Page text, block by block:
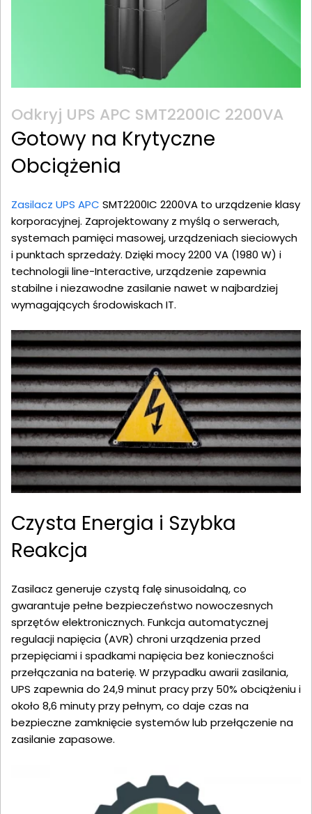
Odkryj UPS APC SMT2200IC 2200VA
Gotowy na Krytyczne
Obciążenia
Zasilacz UPS APC SMT2200IC 2200VA to urządzenie klasy
korporacyjnej. Zaprojektowany z myślą o serwerach,
systemach pamięci masowej, urządzeniach sieciowych
i punktach sprzedaży. Dzięki mocy 2200 VA (1980 W) i
technologii line-Interactive, urządzenie zapewnia
stabilne i niezawodne zasilanie nawet w najbardziej
wymagających środowiskach IT.
Czysta Energia i Szybka
Reakcja
Zasilacz generuje czystą falę sinusoidalną, co
gwarantuje pełne bezpieczeństwo nowoczesnych
sprzętów elektronicznych. Funkcja automatycznej
regulacji napięcia (AVR) chroni urządzenia przed
przepięciami i spadkami napięcia bez konieczności
przełączania na baterię. W przypadku awarii zasilania,
UPS zapewnia do 24,9 minut pracy przy 50% obciążeniu i
około 8,6 minuty przy pełnym, co daje czas na
bezpieczne zamknięcie systemów lub przełączenie na
zasilanie zapasowe.